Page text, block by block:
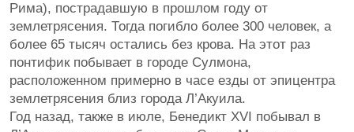
Рима), пострадавшую в прошлом году от
землетрясения. Тогда погибло более 300 человек, а
более 65 тысяч остались без крова. На этот раз
понтифик побывает в городе Сулмона,
расположенном примерно в часе езды от эпицентра
землетрясения близ города Л’Акуила.
Год назад, также в июле, Бенедикт XVI побывал в